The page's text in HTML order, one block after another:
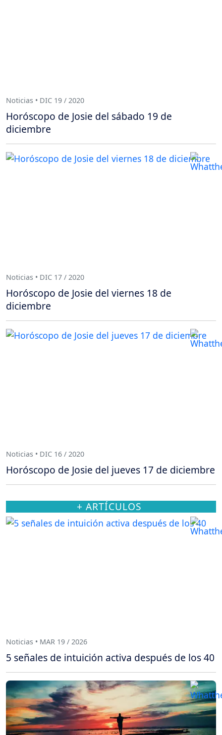
Noticias • DIC 19 / 2020
Horóscopo de Josie del sábado 19 de
diciembre
Noticias • DIC 17 / 2020
Horóscopo de Josie del viernes 18 de
diciembre
Noticias • DIC 16 / 2020
Horóscopo de Josie del jueves 17 de diciembre
+ ARTÍCULOS
Noticias • MAR 19 / 2026
5 señales de intuición activa después de los 40